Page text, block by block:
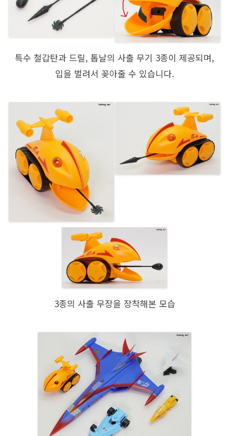
특수 철갑탄과 드릴, 톱날의 사출 무기 3종이 제공되며,
입을 벌려서 꽂아줄 수 있습니다.
3종의 사출 무장을 장착해본 모습